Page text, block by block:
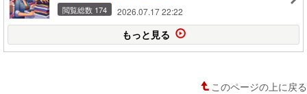
閲覧総数 174 2026.07.17 22:22
もっと見る
このページの上に戻る